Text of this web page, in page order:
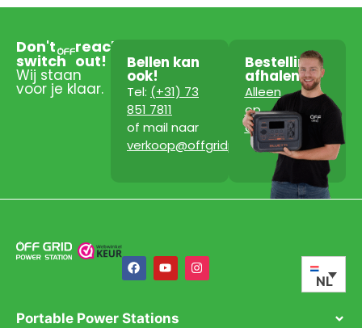
Don't
switch
reach
out!
Wij staan
voor je klaar.
Bellen kan
ook!
Tel: (+31) 73
851 7811
of mail naar
verkoop@offgridpowerstation.com
Bestelling
afhalen?
Alleen
op
afspraak!
NL
Portable Power Stations